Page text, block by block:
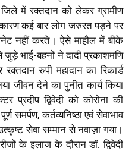
में रक्तदान को लेकर ग्रामीण
कई बार लोग जरुरत पड़ने पर
नहीं करते। ऐसे माहौल में बीके
भाई-बहनों ने दादी प्रकाशमणि
रुपी महादान का रिकार्ड
जीवन देने का पुनीत कार्य किया
प्रदीप द्विवेदी को कोरोना की
समर्पण, कर्तव्यनिष्ठा एवं सेवाभाव
सेवा सम्मान से नवाज़ा गया।
के इलाज के दौरान डॉ. द्विवेदी